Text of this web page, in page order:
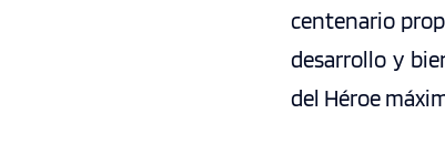
centenario
desarrollo y
del Héroe